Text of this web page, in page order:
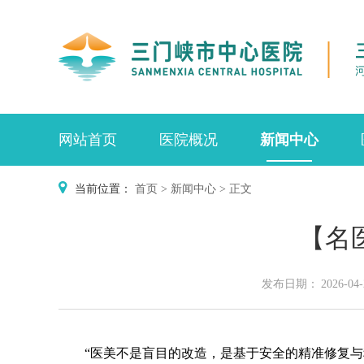
网站首页 医院概况 新闻中心
当前位置： 首页 > 新闻中心 > 正文
【
发布日期： 2026-
“医美不是盲目的改造，是基于安全的精准修复